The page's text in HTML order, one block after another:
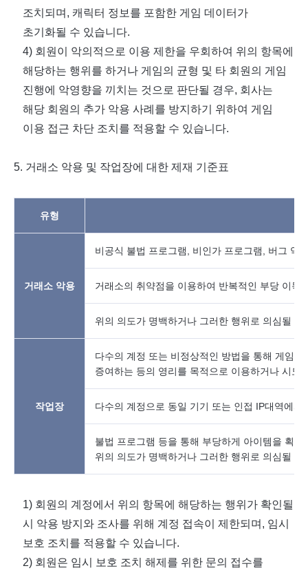
조치되며 , 캐릭터 정보를 포함한 게임 데이터가
초기화될 수 있습니다.
4) 회원이 악의적으로 이용 제한을 우회하여 위의 항목에
해당하는 행위를 하거나 게임의 균형 및 타 회원의 게임
진행에 악영향을 끼치는 것으로 판단될 경우, 회사는
해당 회원의 추가 악용 사례를 방지하기 위하여 게임
이용 접근 차단 조치를 적용할 수 있습니다.
5. 거래소 악용 및 작업장에 대한 제재 기준표
유형
거래소 악용
비공식 불법 프로그램, 비인가 프로그램, 버그 악
거래소의 취약점을 이용하여 반복적인 부당 이득
위의 의도가 명백하거나 그러한 행위로 의심될 수
작업장
다수의 계정 또는 비정상적인 방법을 통해 게임
증여하는 등의 영리를 목적으로 이용하거나 시도
다수의 계정으로 동일 기기 또는 인접 IP대역에
불법 프로그램 등을 통해 부당하게 아이템을 획
위의 의도가 명백하거나 그러한 행위로 의심될 수
1) 회원의 계정에서 위의 항목에 해당하는 행위가 확인될
시 악용 방지와 조사를 위해 계정 접속이 제한되며 , 임시
보호 조치를 적용할 수 있습니다.
2) 회원은 임시 보호 조치 해제를 위한 문의 접수를